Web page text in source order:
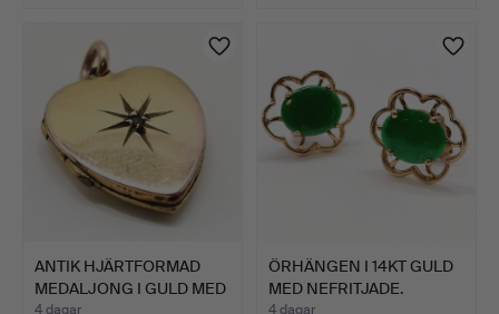
ANTIK HJÄRTFORMAD
MEDALJONG I GULD MED
4 dagar
ÖRHÄNGEN I 14KT GULD
MED NEFRITJADE.
4 dagar